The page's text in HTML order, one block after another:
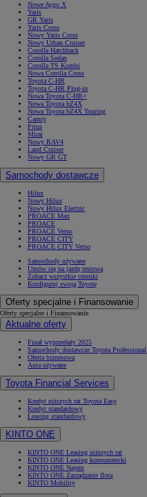
Nowe Aygo X
Yaris
GR Yaris
Yaris Cross
Nowy Yaris Cross
Nowy Urban Cruiser
Corolla Hatchback
Corolla Sedan
Corolla TS Kombi
Nowa Corolla Cross
Toyota C-HR
Toyota C-HR Plug-in
Nowa Toyota C-HR+
Nowa Toyota bZ4X
Nowa Toyota bZ4X Touring
Camry
Prius
Mirai
Nowy RAV4
Land Cruiser
Nowy GR GT
Samochody dostawcze
Hilux
Nowy Hilux
Nowy Hilux Electric
PROACE Max
PROACE
PROACE Verso
PROACE CITY
PROACE CITY Verso
Samochody używane
Umów się na jazdę testową
Zobacz wszystkie cenniki
Konfiguruj swoją Toyotę
Oferty specjalne i Finansowanie
Oferty specjalne i Finansowanie
Aktualne oferty
Finał wyprzedaży 2025
Samochody dostawcze Toyota Professional
Oferta biznesowa
Auta używane
Toyota Financial Services
Kredyt niższych rat Toyota Easy
Kredyt standardowy
Leasing standardowy
KINTO ONE
KINTO ONE Leasing niższych rat
KINTO ONE Leasing konsumencki
KINTO ONE Najem
KINTO ONE Zarządzanie flotą
KINTO Mobility